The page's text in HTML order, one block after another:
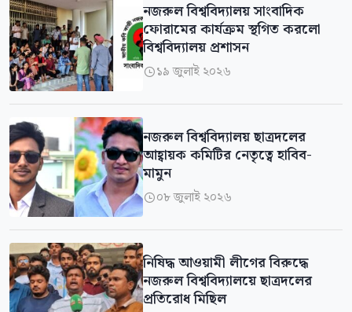
নজরুল বিশ্ববিদ্যালয় সাংবাদিক
ফোরামের কার্যক্রম স্থগিত করলো
বিশ্ববিদ্যালয় প্রশাসন
১৯ জুলাই ২০২৬
নজরুল বিশ্ববিদ্যালয় ছাত্রদলের
আহ্বায়ক কমিটির নেতৃত্বে হাবিব-
মামুন
০৮ জুলাই ২০২৬
নিষিদ্ধ আওয়ামী লীগের বিরুদ্ধে
নজরুল বিশ্ববিদ্যালয়ে ছাত্রদলের
প্রতিরোধ মিছিল